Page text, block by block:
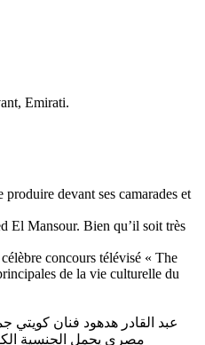
Emirati.
devant ses camarades et
El Mansour. Bien qu’il soit très
concours télévisé « The
de la vie culturelle du
عبد القادر هدهود فنان كويتي
مصري يحمل الجنسية